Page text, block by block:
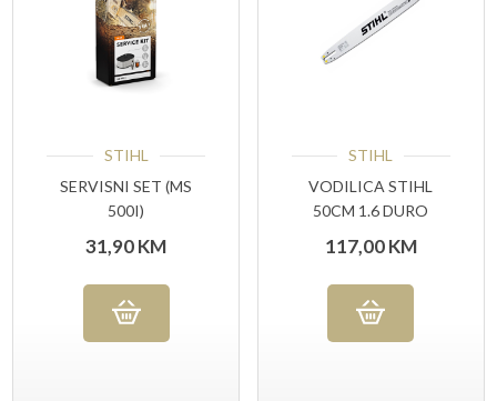
STIHL
SERVISNI SET (MS
500I)
31,90KM
STIHL
VODILICA STIHL
50CM 1.6 DURO
117,00KM